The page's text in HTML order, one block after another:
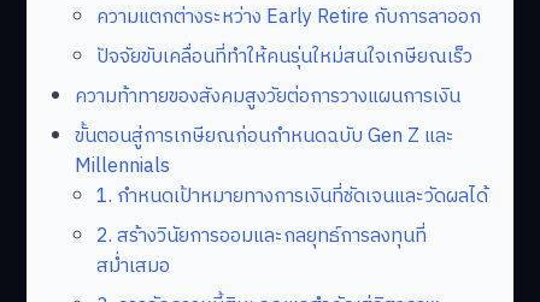
ความแตกต่างระหว่าง Early Retire กับการลาออก
ปัจจัยขับเคลื่อนที่ทำให้คนรุ่นใหม่สนใจเกษียณเร็ว
ความท้าทายของสังคมสูงวัยต่อการวางแผนการเงิน
ขั้นตอนสู่การเกษียณก่อนกำหนดฉบับ Gen Z และ
Millennials
1. กำหนดเป้าหมายทางการเงินที่ชัดเจนและวัดผลได้
2. สร้างวินัยการออมและกลยุทธ์การลงทุนที่
สม่ำเสมอ